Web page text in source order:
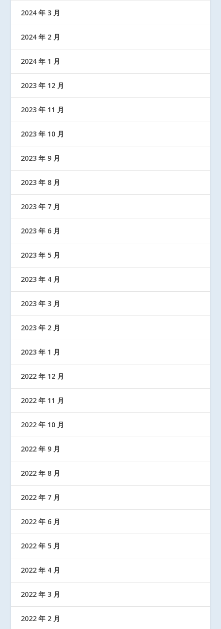
2024 年 3 月
2024 年 2 月
2024 年 1 月
2023 年 12 月
2023 年 11 月
2023 年 10 月
2023 年 9 月
2023 年 8 月
2023 年 7 月
2023 年 6 月
2023 年 5 月
2023 年 4 月
2023 年 3 月
2023 年 2 月
2023 年 1 月
2022 年 12 月
2022 年 11 月
2022 年 10 月
2022 年 9 月
2022 年 8 月
2022 年 7 月
2022 年 6 月
2022 年 5 月
2022 年 4 月
2022 年 3 月
2022 年 2 月